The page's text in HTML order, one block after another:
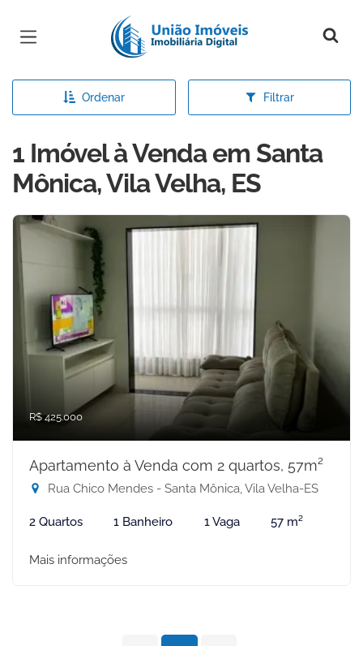
Página inicial
Ordenar Filtrar
1 Imóvel à Venda em Santa
Mônica, Vila Velha, ES
R$ 425.000
Apartamento à Venda com 2 quartos, 57m²
Rua Chico Mendes - Santa Mônica, Vila Velha-ES
2 Quartos 1 Banheiro 1 Vaga 57 m²
Mais informações